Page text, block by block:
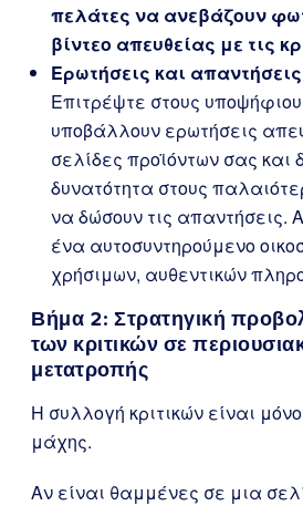
πελάτες να ανεβάζουν
βίντεο απευθείας με τις
Ερωτήσεις και
Επιτρέψτε στους
υποβάλλουν ερωτήσεις
σελίδες προϊόντων σας και
δυνατότητα στους
να δώσουν τις απαντήσεις.
ένα αυτοσυντηρούμενο
χρήσιμων, αυθεντικών
Βήμα 2: Στρατηγική
των κριτικών σε
μετατροπής
Η συλλογή κριτικών είναι
μάχης.
Αν είναι θαμμένες σε μια